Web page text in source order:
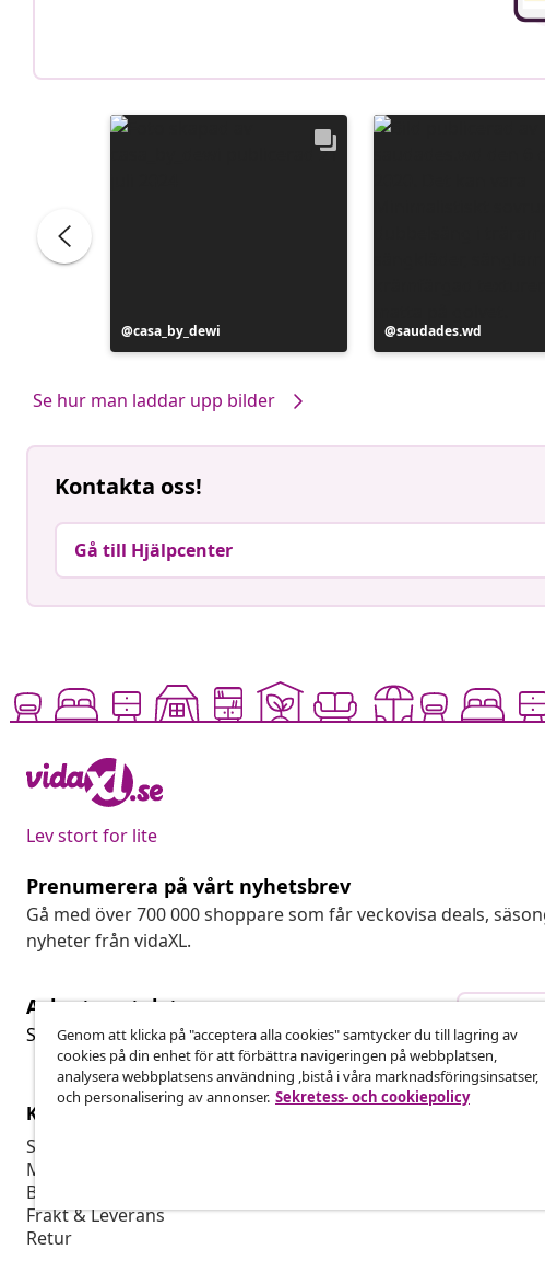
Inlägg
publicerat
casa_by_dewi
Inlägg
publicerat
saudades.wd
Se hur man laddar upp bilder
Kontakta oss!
Gå till Hjälpcenter
Lev stort for lite
Prenumerera på vårt nyhetsbrev
Gå med över 700 000 shoppare som får veckovisa deals,
nyheter från vidaXL.
Avbryta avtalet
Skicka in en begäran om uttag för din beställning.
Kundservice
Spåra din beställning
Mitt konto
Betalning
Frakt & Leverans
Retur
Företag
Genom att klicka på "acceptera alla cookies" samtycker du till lagring av
cookies på din enhet för att förbättra navigeringen på webbplatsen,
analysera webbplatsens användning ,bistå i våra marknadsföringsinsatser,
och personalisering av annonser. Sekretess- och cookiepolicy